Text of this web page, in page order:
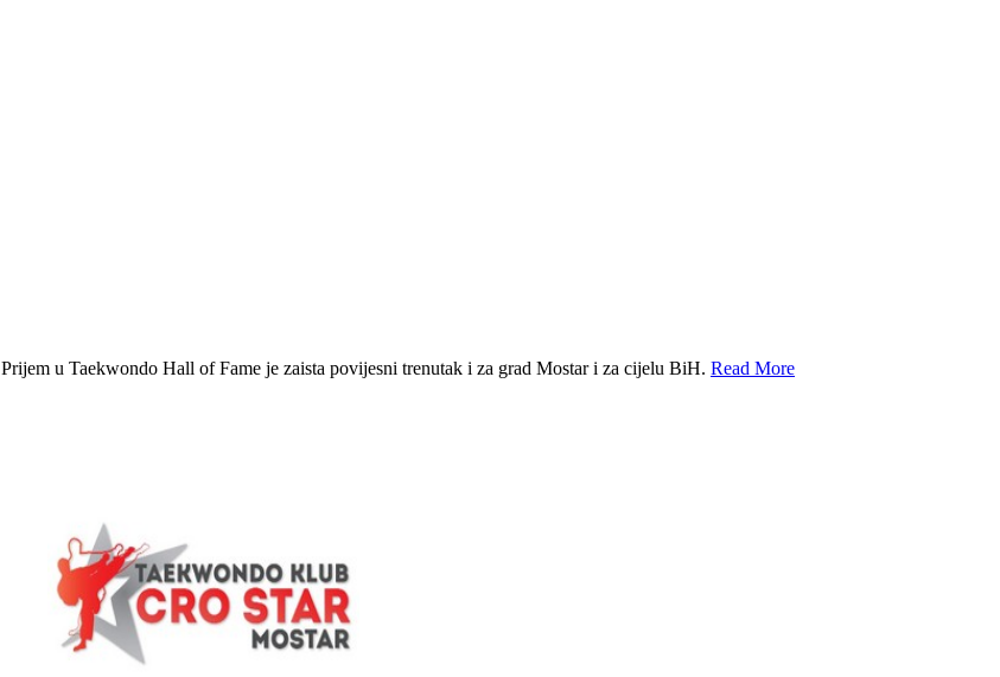
Prijem u Taekwondo Hall of Fame je zaista povijesni trenutak i za grad Mostar i za cijelu BiH. Read More